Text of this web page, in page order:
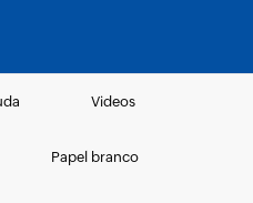
Videos
Papel branco